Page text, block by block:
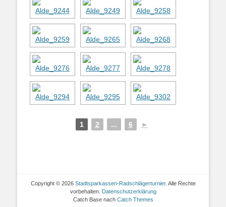
1 2 ... 6 ►
Copyright © 2026 Stadtsparkassen-Radschlägerturnier. Alle Rechte
vorbehalten. Datenschutzerklärung
Catch Base nach Catch Themes